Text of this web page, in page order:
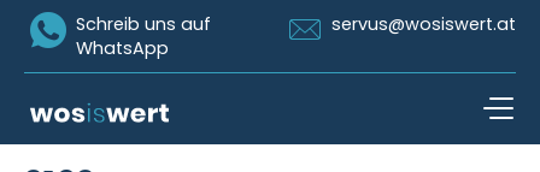
Icon Whatsapp
Schreib uns auf
WhatsApp
Icon Email
servus@wosiswert.at